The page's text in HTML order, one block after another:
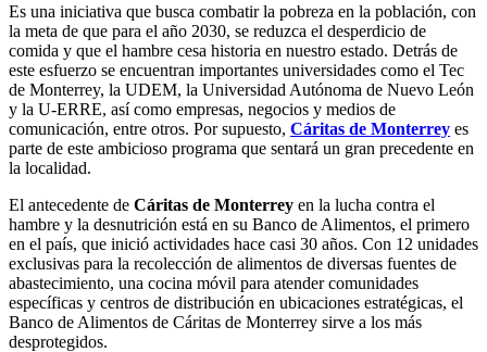
Es una iniciativa que busca combatir la pobreza en la población, con
la meta de que para el año 2030, se reduzca el desperdicio de
comida y que el hambre cesa historia en nuestro estado. Detrás de
este esfuerzo se encuentran importantes universidades como el Tec
de Monterrey, la UDEM, la Universidad Autónoma de Nuevo León
y la U-ERRE, así como empresas, negocios y medios de
comunicación, entre otros. Por supuesto, Cáritas de Monterrey es
parte de este ambicioso programa que sentará un gran precedente en
la localidad.
El antecedente de Cáritas de Monterrey en la lucha contra el
hambre y la desnutrición está en su Banco de Alimentos, el primero
en el país, que inició actividades hace casi 30 años. Con 12 unidades
exclusivas para la recolección de alimentos de diversas fuentes de
abastecimiento, una cocina móvil para atender comunidades
específicas y centros de distribución en ubicaciones estratégicas, el
Banco de Alimentos de Cáritas de Monterrey sirve a los más
desprotegidos.